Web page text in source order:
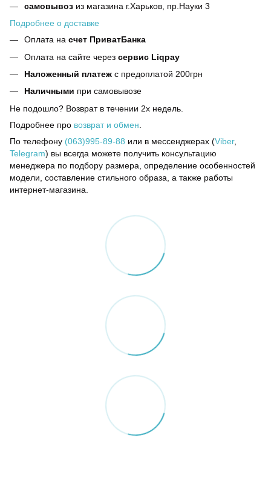
самовывоз из магазина г.Харьков, пр.Науки 3
Подробнее о доставке
Оплата на счет ПриватБанка
Оплата на сайте через сервис Liqpay
Наложенный платеж с предоплатой 200грн
Наличными при самовывозе
Не подошло? Возврат в течении 2х недель.
Подробнее про возврат и обмен
По телефону (063)995-89-88 или в мессенджерах (Viber,
Telegram) вы всегда можете получить консультацию
менеджера по подбору размера, определение особенностей
модели, составление стильного образа, а также работы
интернет-магазина.